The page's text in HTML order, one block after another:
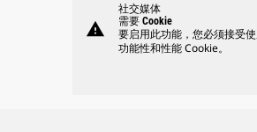
warning
社交媒体
需要 Cookie
要启用此功能，您必须接受
功能性和性能 Cookie。